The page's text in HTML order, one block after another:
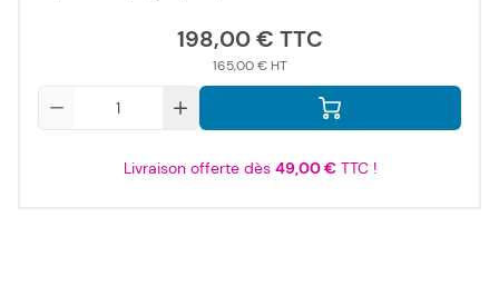
198,00 €
165,00 €
Livraison offerte dès 49,00 €TTC !